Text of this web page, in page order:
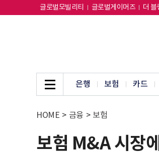
글로벌모빌리티 글로벌게이머즈 더 블
은행 보험 카드
HOME > 금융 > 보험
보험 M&A 시장